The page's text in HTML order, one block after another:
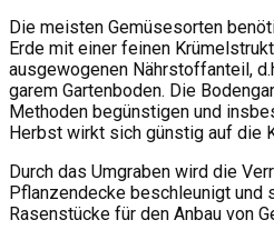
Die meisten Gemüsesorten
Erde mit einer feinen
ausgewogenen Nährstoffanteil,
garem Gartenboden. Die
Methoden begünstigen und
Herbst wirkt sich günstig auf die
Durch das Umgraben wird die
Pflanzendecke beschleunigt und
Rasenstücke für den Anbau von